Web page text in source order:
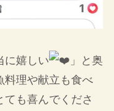
に嬉しい
」と奥
料理や献立も食べ
も喜んでくださ